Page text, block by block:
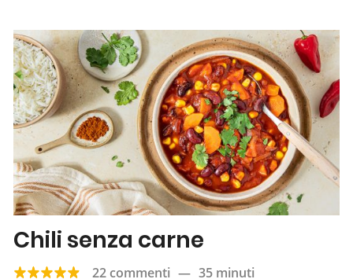
Chili senza carne
22 commenti — 35 minuti